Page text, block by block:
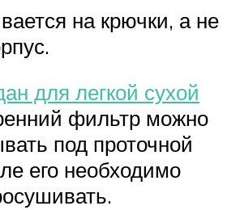
на крючки, а не
для легкой сухой
фильтр можно
под проточной
его необходимо